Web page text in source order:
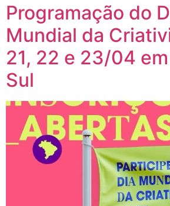
Programação do
Mundial da
21, 22 e 23/04
Sul